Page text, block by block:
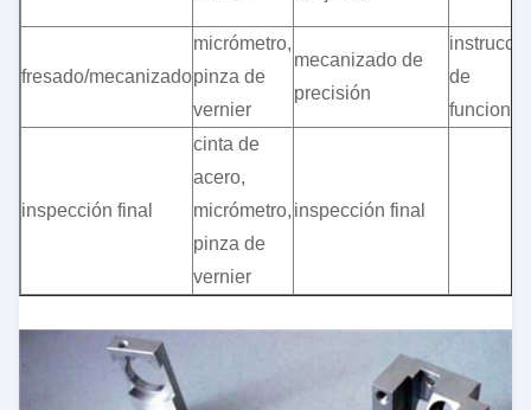
fresado/mecanizado
micrómetro,
pinza de
vernier
mecanizado de
precisión
de
inspección final
cinta de
acero,
micrómetro,
pinza de
vernier
inspección final